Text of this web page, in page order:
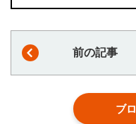
前の記事
ブ